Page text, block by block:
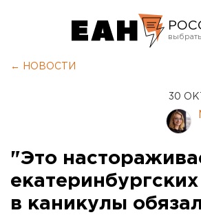
← НОВОСТИ
30
"Это
в каникулы